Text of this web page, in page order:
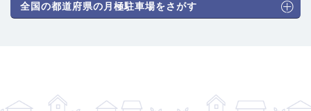
全国の都道府県の月極駐車場をさがす